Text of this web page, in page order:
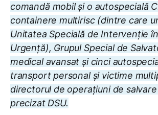
comandă mobil și o autospecială
containere multirisc (dintre care
Unitatea Specială de Intervenție
Urgență), Grupul Special de
medical avansat și cinci
transport personal și victime
directorul de operațiuni de salvare
precizat DSU.